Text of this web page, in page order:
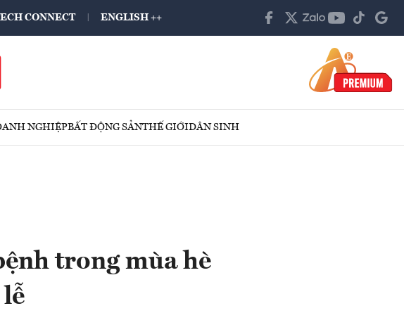
CONNECT ENGLISH ++
NGHIỆPBẤT ĐỘNG SẢNTHẾ GIỚIDÂN SINH
trong mùa hè